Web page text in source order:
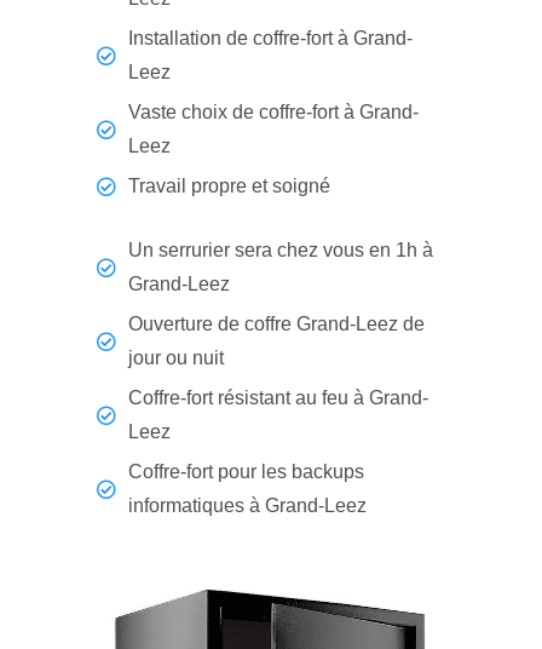
Installation de coffre-fort à Grand-
Leez
Vaste choix de coffre-fort à Grand-
Leez
Travail propre et soigné
Un serrurier sera chez vous en 1h à
Grand-Leez
Ouverture de coffre Grand-Leez de
jour ou nuit
Coffre-fort résistant au feu à Grand-
Leez
Coffre-fort pour les backups
informatiques à Grand-Leez